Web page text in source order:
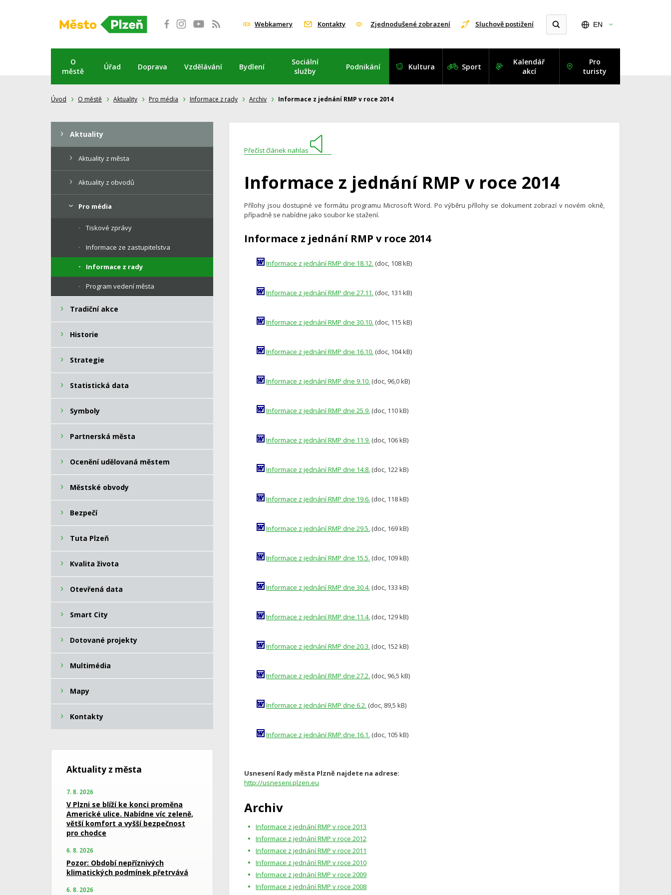
Webkamery Kontakty Zjednodušené zobrazení Sluchově postižení EN
O
městě
Úřad Doprava Vzdělávání Bydlení
Sociální
služby
Podnikání Kultura Sport
Kalendář
akcí
Pro
turisty
Úvod O městě Aktuality Pro média Informace z rady Archiv Informace z jednání RMP v roce 2014
Přečíst článek nahlas
Informace z jednání RMP v roce 2014
Přílohy jsou dostupné ve formátu programu Microsoft Word. Po výběru přílohy se dokument zobrazí v novém okně,
případně se nabídne jako soubor ke stažení.
Informace z jednání RMP v roce 2014
Informace z jednání RMP dne 18.12. (doc, 108 kB)
Informace z jednání RMP dne 27.11. (doc, 131 kB)
Informace z jednání RMP dne 30.10. (doc, 115 kB)
Informace z jednání RMP dne 16.10. (doc, 104 kB)
Informace z jednání RMP dne 9.10. (doc, 96,0 kB)
Informace z jednání RMP dne 25.9. (doc, 110 kB)
Informace z jednání RMP dne 11.9. (doc, 106 kB)
Informace z jednání RMP dne 14.8. (doc, 122 kB)
Informace z jednání RMP dne 19.6. (doc, 118 kB)
Informace z jednání RMP dne 29.5. (doc, 169 kB)
Informace z jednání RMP dne 15.5. (doc, 109 kB)
Informace z jednání RMP dne 30.4. (doc, 133 kB)
Informace z jednání RMP dne 11.4. (doc, 129 kB)
Informace z jednání RMP dne 20.3. (doc, 152 kB)
Informace z jednání RMP dne 27.2. (doc, 96,5 kB)
Informace z jednání RMP dne 6.2. (doc, 89,5 kB)
Informace z jednání RMP dne 16.1. (doc, 105 kB)
Usnesení Rady města Plzně najdete na adrese:
http://usneseni.plzen.eu
Archiv
Informace z jednání RMP v roce 2013
Informace z jednání RMP v roce 2012
Informace z jednání RMP v roce 2011
Informace z jednání RMP v roce 2010
Informace z jednání RMP v roce 2009
Informace z jednání RMP v roce 2008
Aktuality
Aktuality z města
Aktuality z obvodů
Pro média
Tiskové zprávy
Informace ze zastupitelstva
Informace z rady
Program vedení města
Tradiční akce
Historie
Strategie
Statistická data
Symboly
Partnerská města
Ocenění udělovaná městem
Městské obvody
Bezpečí
Tuta Plzeň
Kvalita života
Otevřená data
Smart City
Dotované projekty
Multimédia
Mapy
Kontakty
Aktuality z města
7. 8. 2026
V Plzni se blíží ke konci proměna
Americké ulice. Nabídne víc zeleně,
větší komfort a vyšší bezpečnost
pro chodce
6. 8. 2026
Pozor: Období nepříznivých
klimatických podmínek přetrvává
6. 8. 2026